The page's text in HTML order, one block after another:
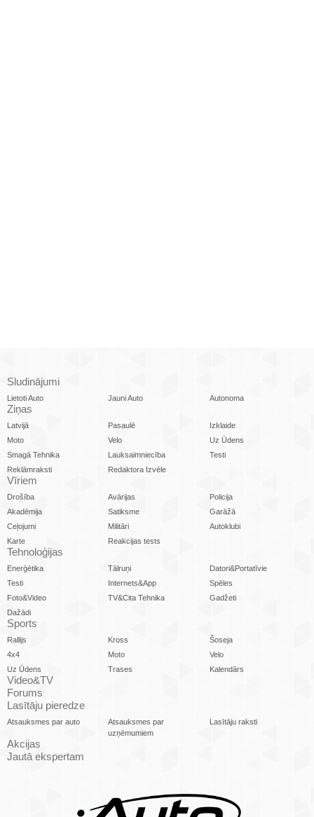
Sludinājumi
Lietoti Auto Jauni Auto Autonoma
Ziņas
Latvijā Pasaulē
Izklaide
Moto
Velo
Uz Ūdens
Smagā Tehnika
Lauksaimniecība
Testi
Reklāmraksti
Redaktora Izvēle
Vīriem
Drošība Avārijas
Policija
Akadēmija
Satiksme
Garāžā
Ceļojumi
Militāri
Autoklubi
Karte
Reakcijas tests
Tehnoloģijas
Enerģētika Tālruņi
Datori&Portatīvie
Testi
Internets&App
Spēles
Foto&Video
TV&Cita Tehnika
Gadžeti
Dažādi
Sports
Rallijs Kross
Šoseja
4x4
Moto
Velo
Uz Ūdens
Trases Kalendārs
Video&TV
Forums
Lasītāju pieredze
Atsauksmes par auto
Atsauksmes par
uzņēmumiem
Lasītāju raksti
Akcijas
Jautā ekspertam